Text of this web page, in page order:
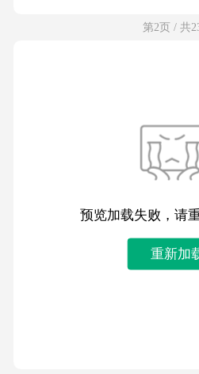
第2页 / 共
预览加载失败，请
重新加